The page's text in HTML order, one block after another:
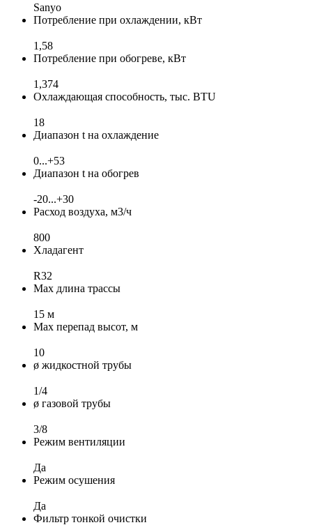
Sanyo
Потребление при охлаждении, кВт
1,58
Потребление при обогреве, кВт
1,374
Охлаждающая способность, тыс. BTU
18
Диапазон t на охлаждение
0...+53
Диапазон t на обогрев
-20...+30
Расход воздуха, м3/ч
800
Хладагент
R32
Max длина трассы
15 м
Max перепад высот, м
10
ø жидкостной трубы
1/4
ø газовой трубы
3/8
Режим вентиляции
Да
Режим осушения
Да
Фильтр тонкой очистки